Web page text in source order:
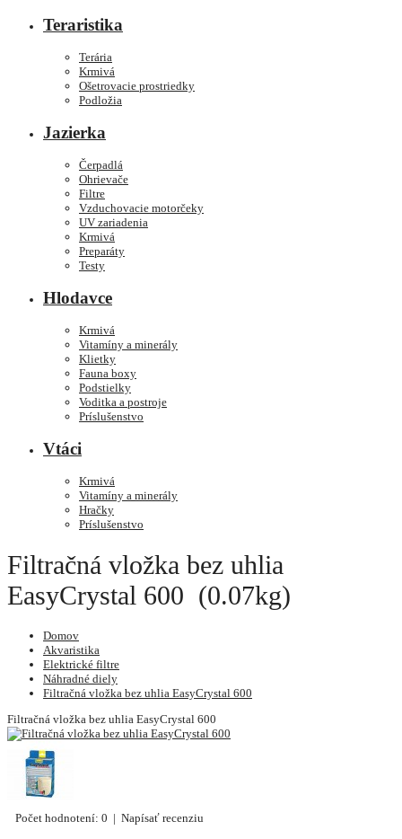
Teraristika
Terária
Krmivá
Ošetrovacie prostriedky
Podložia
Jazierka
Čerpadlá
Ohrievače
Filtre
Vzduchovacie motorčeky
UV zariadenia
Krmivá
Preparáty
Testy
Hlodavce
Krmivá
Vitamíny a minerály
Klietky
Fauna boxy
Podstielky
Voditka a postroje
Príslušenstvo
Vtáci
Krmivá
Vitamíny a minerály
Hračky
Príslušenstvo
Filtračná vložka bez uhlia
EasyCrystal 600 (0.07kg)
Domov
Akvaristika
Elektrické filtre
Náhradné diely
Filtračná vložka bez uhlia EasyCrystal 600
Filtračná vložka bez uhlia EasyCrystal 600
Počet hodnotení: 0 | Napísať recenziu